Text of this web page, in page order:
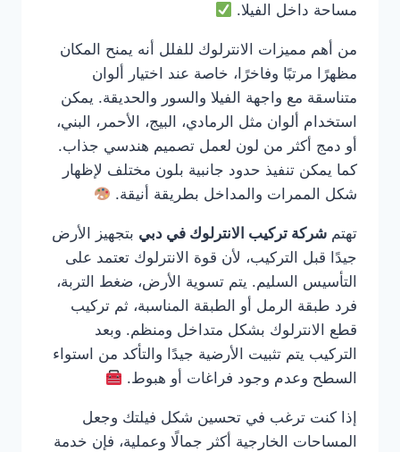
مساحة داخل الفيلا.
من أهم مميزات الانترلوك للفلل أنه يمنح المكان
مظهرًا مرتبًا وفاخرًا، خاصة عند اختيار ألوان
متناسقة مع واجهة الفيلا والسور والحديقة. يمكن
استخدام ألوان مثل الرمادي، البيج، الأحمر، البني،
أو دمج أكثر من لون لعمل تصميم هندسي جذاب.
كما يمكن تنفيذ حدود جانبية بلون مختلف لإظهار
شكل الممرات والمداخل بطريقة أنيقة.
تهتم شركة تركيب الانترلوك في دبي بتجهيز الأرض
جيدًا قبل التركيب، لأن قوة الانترلوك تعتمد على
التأسيس السليم. يتم تسوية الأرض، ضغط التربة،
فرد طبقة الرمل أو الطبقة المناسبة، ثم تركيب
قطع الانترلوك بشكل متداخل ومنظم. وبعد
التركيب يتم تثبيت الأرضية جيدًا والتأكد من استواء
السطح وعدم وجود فراغات أو هبوط.
إذا كنت ترغب في تحسين شكل فيلتك وجعل
المساحات الخارجية أكثر جمالًا وعملية، فإن خدمة